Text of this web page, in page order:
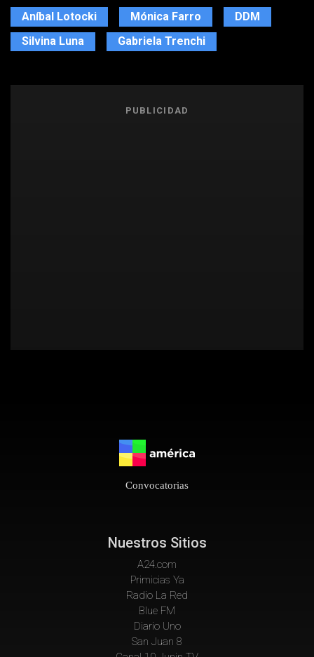
Aníbal Lotocki Mónica Farro
DDM
Silvina Luna
Gabriela Trenchi
PUBLICIDAD
Convocatorias
Nuestros Sitios
A24.com
Primicias Ya
Radio La Red
Blue FM
Diario Uno
San Juan 8